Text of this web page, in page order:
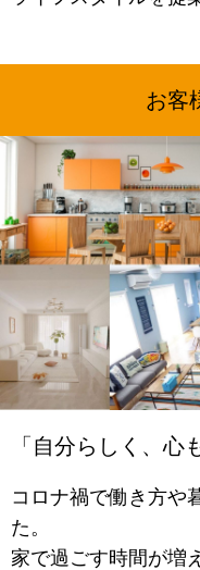
お客
「自分らしく、心
コロナ禍で働き方や
た。
家で過ごす時間が増